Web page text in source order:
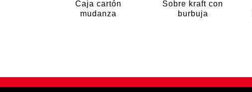
Caja cartón
mudanza
Sobre kraft con
burbuja